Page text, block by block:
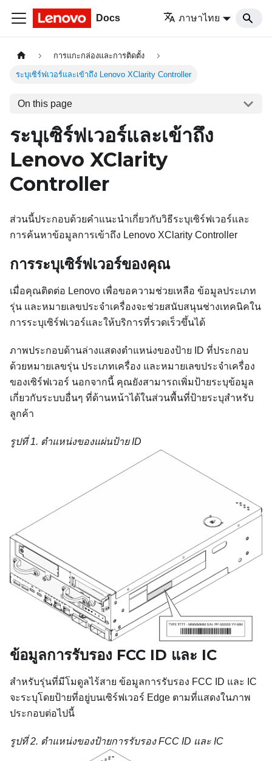
Docs ภาษาไทย
การแกะกล่องและการติดตั้ง
ระบุเซิร์ฟเวอร์และเข้าถึง Lenovo XClarity Controller
On this page
ระบุเซิร์ฟเวอร์และเข้าถึง
Lenovo XClarity
Controller
ส่วนนี้ประกอบด้วยคำแนะนำเกี่ยวกับวิธีระบุเซิร์ฟเวอร์และ
การค้นหาข้อมูลการเข้าถึง Lenovo XClarity Controller
การระบุเซิร์ฟเวอร์ของคุณ
เมื่อคุณติดต่อ Lenovo เพื่อขอความช่วยเหลือ ข้อมูลประเภท
รุ่น และหมายเลขประจำเครื่องจะช่วยสนับสนุนช่างเทคนิคใน
การระบุเซิร์ฟเวอร์และให้บริการที่รวดเร็วขึ้นได้
ภาพประกอบด้านล่างแสดงตำแหน่งของป้าย ID ที่ประกอบ
ด้วยหมายเลขรุ่น ประเภทเครื่อง และหมายเลขประจำเครื่อง
ของเซิร์ฟเวอร์ นอกจากนี้ คุณยังสามารถเพิ่มป้ายระบุข้อมูล
เกี่ยวกับระบบอื่นๆ ที่ด้านหน้าได้ในส่วนพื้นที่ป้ายระบุสำหรับ
ลูกค้า
รูปที่ 1. ตำแหน่งของแผ่นป้าย ID
ข้อมูลการรับรอง FCC ID และ IC
สำหรับรุ่นที่มีโมดูลไร้สาย ข้อมูลการรับรอง FCC ID และ IC
จะระบุโดยป้ายที่อยู่บนเซิร์ฟเวอร์ Edge ตามที่แสดงในภาพ
ประกอบต่อไปนี้
รูปที่ 2. ตำแหน่งของป้ายการรับรอง FCC ID และ IC